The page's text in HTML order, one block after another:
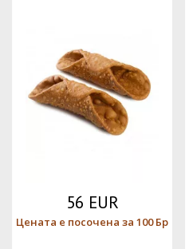
56 EUR
Цената е посочена за 100 Бр